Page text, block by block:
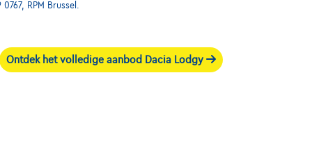
RPM Brussel.
Ontdek het volledige aanbod Dacia Lodgy